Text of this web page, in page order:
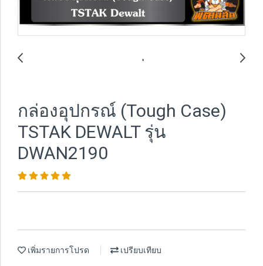
กล่องอุปกรณ์ (Tough Case)
TSTAK DEWALT รุ่น
DWAN2190
เพิ่มรายการโปรด เปรียบเทียบ